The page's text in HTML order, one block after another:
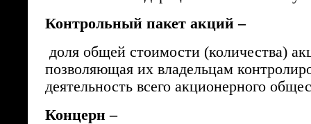
Контрольный пакет акций –
доля общей стоимости (количества)
позволяющая их владельцам
деятельность всего акционерного
Концерн –